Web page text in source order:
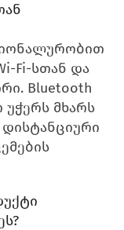
Fi-სთან და
Bluetooth
უჭერს მხარს